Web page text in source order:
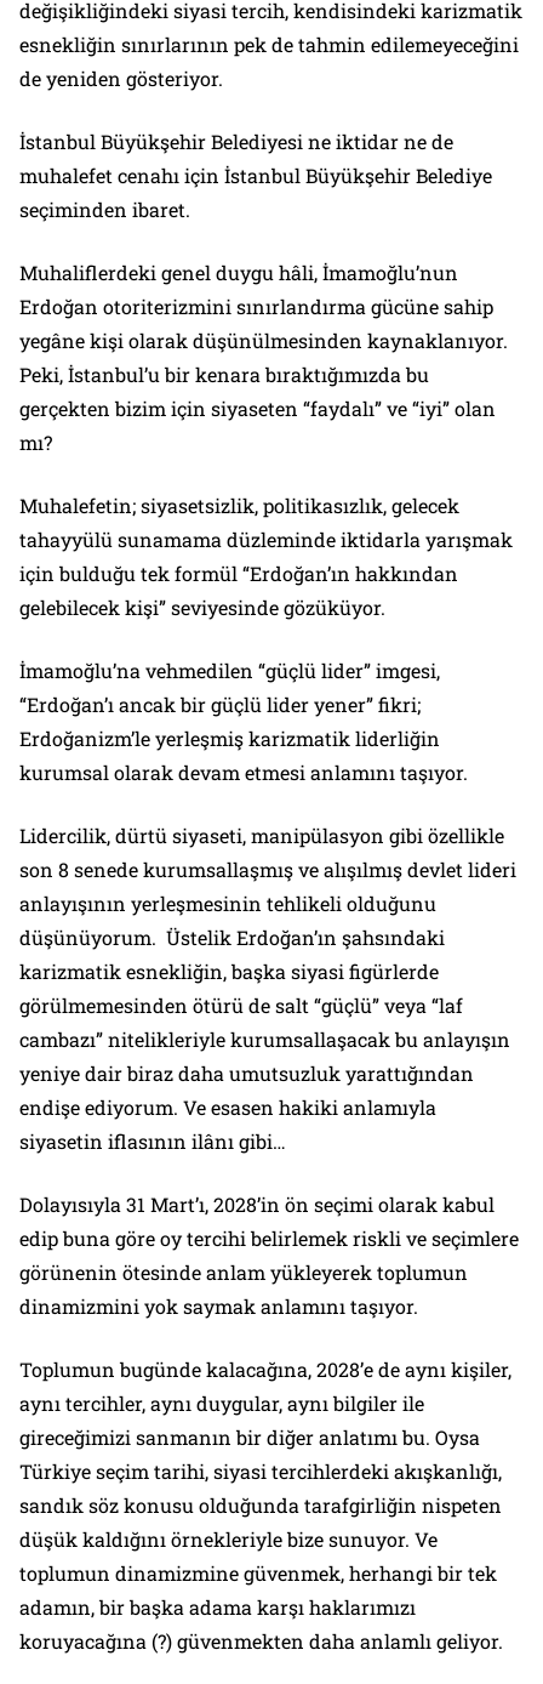
değişikliğindeki siyasi tercih, kendisindeki karizmatik
esnekliğin sınırlarının pek de tahmin edilemeyeceğini
de yeniden gösteriyor.
İstanbul Büyükşehir Belediyesi ne iktidar ne de
muhalefet cenahı için İstanbul Büyükşehir Belediye
seçiminden ibaret.
Muhaliflerdeki genel duygu hâli, İmamoğlu’nun
Erdoğan otoriterizmini sınırlandırma gücüne sahip
yegâne kişi olarak düşünülmesinden kaynaklanıyor.
Peki, İstanbul’u bir kenara bıraktığımızda bu
gerçekten bizim için siyaseten “faydalı” ve “iyi” olan
mı?
Muhalefetin; siyasetsizlik, politikasızlık, gelecek
tahayyülü sunamama düzleminde iktidarla yarışmak
için bulduğu tek formül “Erdoğan’ın hakkından
gelebilecek kişi” seviyesinde gözüküyor.
İmamoğlu’na vehmedilen “güçlü lider” imgesi,
“Erdoğan’ı ancak bir güçlü lider yener” fikri;
Erdoğanizm’le yerleşmiş karizmatik liderliğin
kurumsal olarak devam etmesi anlamını taşıyor.
Lidercilik, dürtü siyaseti, manipülasyon gibi özellikle
son 8 senede kurumsallaşmış ve alışılmış devlet lideri
anlayışının yerleşmesinin tehlikeli olduğunu
düşünüyorum. Üstelik Erdoğan’ın şahsındaki
karizmatik esnekliğin, başka siyasi figürlerde
görülmemesinden ötürü de salt “güçlü” veya “laf
cambazı” nitelikleriyle kurumsallaşacak bu anlayışın
yeniye dair biraz daha umutsuzluk yarattığından
endişe ediyorum. Ve esasen hakiki anlamıyla
siyasetin iflasının ilânı gibi…
Dolayısıyla 31 Mart’ı, 2028’in ön seçimi olarak kabul
edip buna göre oy tercihi belirlemek riskli ve seçimlere
görünenin ötesinde anlam yükleyerek toplumun
dinamizmini yok saymak anlamını taşıyor.
Toplumun bugünde kalacağına, 2028’e de aynı kişiler,
aynı tercihler, aynı duygular, aynı bilgiler ile
gireceğimizi sanmanın bir diğer anlatımı bu. Oysa
Türkiye seçim tarihi, siyasi tercihlerdeki akışkanlığı,
sandık söz konusu olduğunda tarafgirliğin nispeten
düşük kaldığını örnekleriyle bize sunuyor. Ve
toplumun dinamizmine güvenmek, herhangi bir tek
adamın, bir başka adama karşı haklarımızı
koruyacağına (?) güvenmekten daha anlamlı geliyor.